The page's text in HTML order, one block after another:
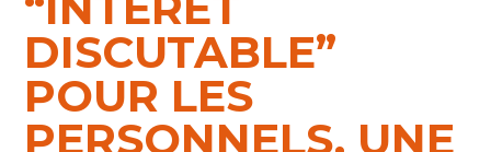
DISCUTABLE”
POUR LES
PERSONNELS, UNE